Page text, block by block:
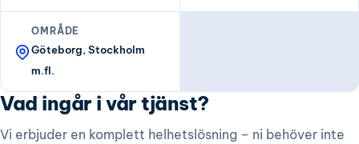
OMRÅDE
Göteborg, Stockholm
m.fl.
Vad ingår i vår tjänst?
Vi erbjuder en komplett helhetslösning – ni behöver inte